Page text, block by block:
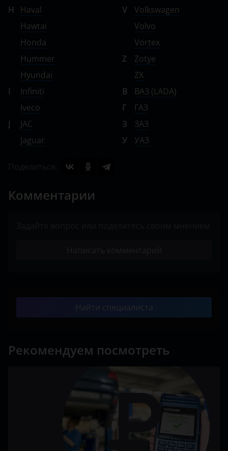
H
Haval
Hawtai
Honda
Hummer
Hyundai
I
Infiniti
Iveco
J
JAC
Jaguar
V
Volkswagen
Volvo
Vortex
Z
Zotye
ZX
В
ВАЗ (LADA)
Г
ГАЗ
З
ЗАЗ
У
УАЗ
Комментарии
Найти специалиста
Рекомендуем посмотреть